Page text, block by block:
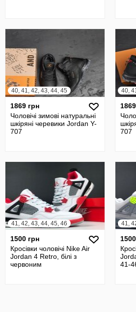
40, 41, 42, 43, 44, 45
1869 грн
Чоловічі зимові натуральні
шкіряні черевики Jordan Y-
707
40,
707
41, 42, 43, 44, 45, 46
1500 грн
Кросівки чоловічі Nike Air
Jordan 4 Retro, білі з
червоним
41,
41-